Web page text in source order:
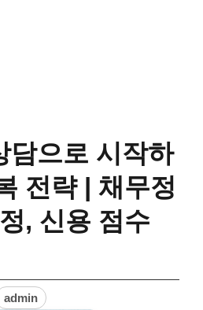
담으로 시작하
전략 | 채무정
, 신용 점수
admin